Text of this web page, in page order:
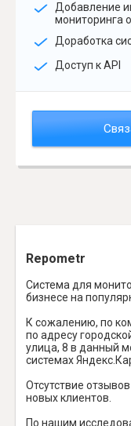
Добавление
мониторинга
Доработка
Доступ к API
Repometr
Система для
бизнесе на
К сожалению, по
по адресу
улица, 8 в данный
системах
Отсутствие
новых клиентов.
По нашим